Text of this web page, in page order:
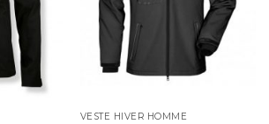
VESTE HIVER HOMME